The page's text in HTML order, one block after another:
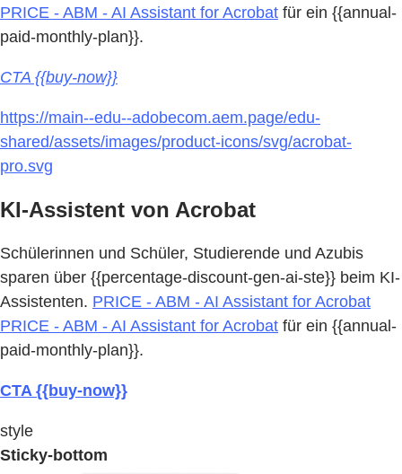
PRICE - ABM - AI Assistant for Acrobat für ein {{annual-
paid-monthly-plan}}.
CTA {{buy-now}}
https://main--edu--adobecom.aem.page/edu-
shared/assets/images/product-icons/svg/acrobat-
pro.svg
KI-Assistent von Acrobat
Schülerinnen und Schüler, Studierende und Azubis
sparen über {{percentage-discount-gen-ai-ste}} beim KI-
Assistenten. PRICE - ABM - AI Assistant for Acrobat
PRICE - ABM - AI Assistant for Acrobat für ein {{annual-
paid-monthly-plan}}.
CTA {{buy-now}}
style
Sticky-bottom